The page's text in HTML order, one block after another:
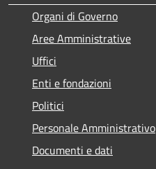
Organi di Governo
Aree Amministrative
Uffici
Enti e fondazioni
Politici
Personale Amministrativo
Documenti e dati